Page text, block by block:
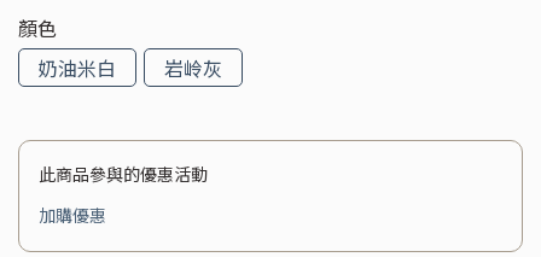
顏色
奶油米白
岩岭灰
此商品參與的優惠活動
加購優惠